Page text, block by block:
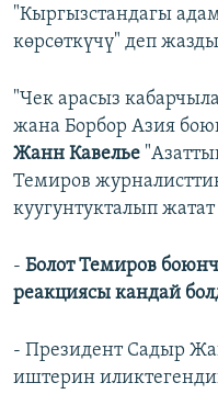
"Кыргызстандагы
көрсөткүчү" деп
"Чек арасыз
жана Борбор Азия
Жанн Кавелье
Темиров
куугунтукталып
- Болот Темиров
реакциясы кандай
- Президент Садыр
иштерин